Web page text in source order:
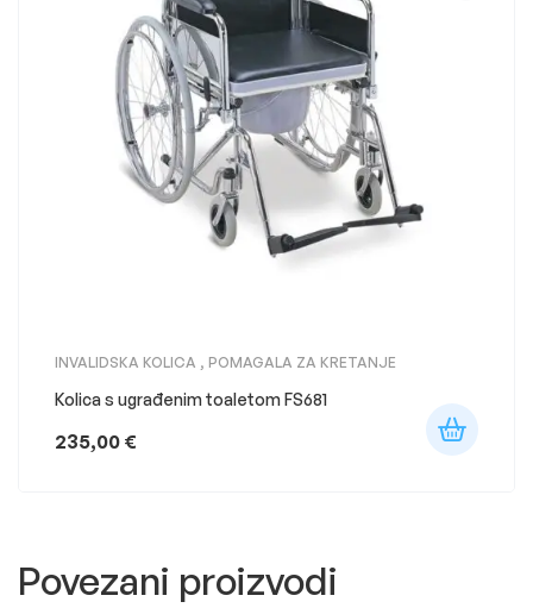
INVALIDSKA KOLICA , POMAGALA ZA KRETANJE
Kolica s ugrađenim toaletom FS681
235,00 €